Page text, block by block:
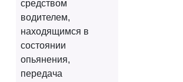
средством
водителем,
находящимся в
состоянии
опьянения,
передача